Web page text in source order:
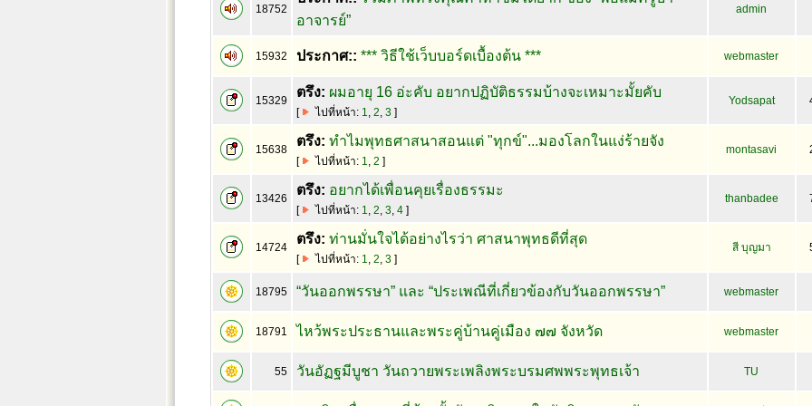
18752
อาจารย์”
admin
15932 ประกาศ:: *** วิธีใช้เว็บบอร์ดเบื้องต้น *** webmaster
15329
ตรึง: ผมอายุ 16 อ่ะคับ อยากปฏิบัติธรรมบ้างจะเหมาะมั้ยคับ
[ ไปที่หน้า: 1, 2, 3 ]
Yodsapat
15638
ตรึง: ทำไมพุทธศาสนาสอนแต่ "ทุกข์"...มองโลกในแง่ร้ายจัง
[ ไปที่หน้า: 1, 2 ]
montasavi
13426
ตรึง: อยากได้เพื่อนคุยเรื่องธรรมะ
[ ไปที่หน้า: 1, 2, 3, 4]
thanbadee
14724
ตรึง: ท่านมั่นใจได้อย่างไรว่า ศาสนาพุทธดีที่สุด
[ ไปที่หน้า: 1, 2, 3]
สี บุญมา
18795 “วันออกพรรษา” และ “ประเพณีที่เกี่ยวข้องกับวันออกพรรษา” webmaster
18791 ไหว้พระประธานและพระคู่บ้านคู่เมือง ๗๗ จังหวัด webmaster
55 วันอัฏฐมีบูชา วันถวายพระเพลิงพระบรมศพพระพุทธเจ้า TU